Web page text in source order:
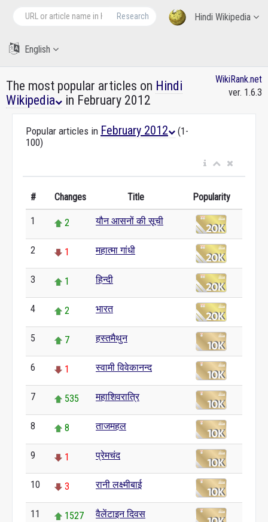
Hindi Wikipedia
Research
English
The most popular articles on Hindi
Wikipedia
in February 2012
WikiRank.net
ver. 1.6.3
Popular articles in February 2012
(1-
100)
# Changes Title Popularity
1 2 यौन आसनों की सूची
2 1 महात्मा गांधी
3 1 हिन्दी
4 2 भारत
5 7 हस्तमैथुन
6 1 स्वामी विवेकानन्द
7 535 महाशिवरात्रि
8 8 ताजमहल
9 1 प्रेमचंद
10 3 रानी लक्ष्मीबाई
11 1527 वैलेंटाइन दिवस